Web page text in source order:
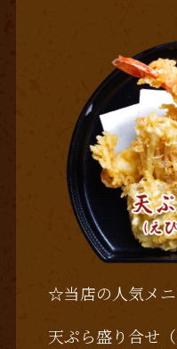
☆当店の人気メ
天ぷら盛り合せ